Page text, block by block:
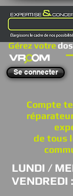
Se connecter
Gérez votre
Compte
de tous
LUNDI /
VENDREDI :